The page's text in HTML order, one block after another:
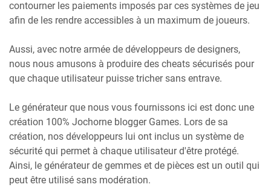
contourner les paiements imposés par ces systèmes de jeu
afin de les rendre accessibles à un maximum de joueurs.
Aussi, avec notre armée de développeurs de designers,
nous nous amusons à produire des cheats sécurisés pour
que chaque utilisateur puisse tricher sans entrave.
Le générateur que nous vous fournissons ici est donc une
création 100% Jochorne blogger Games. Lors de sa
création, nos développeurs lui ont inclus un système de
sécurité qui permet à chaque utilisateur d'être protégé.
Ainsi, le générateur de gemmes et de pièces est un outil qui
peut être utilisé sans modération.